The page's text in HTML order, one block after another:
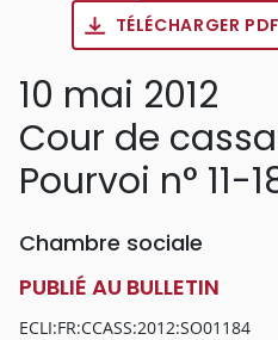
TÉLÉCHARGER
10 mai 2012
Cour de
Pourvoi n° 11-
Chambre sociale
PUBLIÉ AU BULLETIN
ECLI:FR:CCASS:2012:SO01184